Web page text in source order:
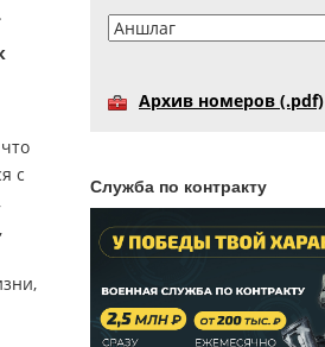
с
Архив номеров (.pdf)
Служба по контракту